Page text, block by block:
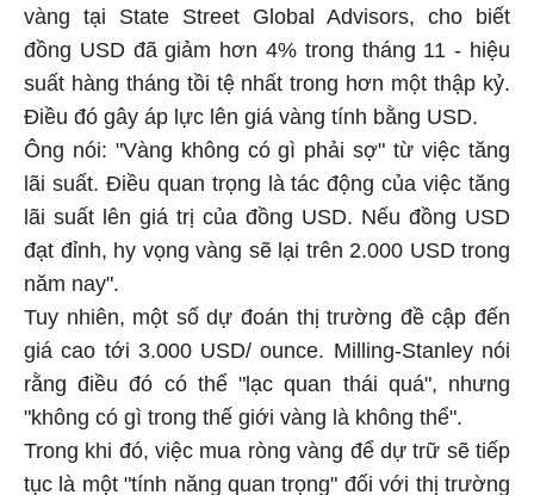
vàng tại State Street Global Advisors, cho biết
đồng USD đã giảm hơn 4% trong tháng 11 - hiệu
suất hàng tháng tồi tệ nhất trong hơn một thập kỷ.
Điều đó gây áp lực lên giá vàng tính bằng USD.
Ông nói: "Vàng không có gì phải sợ" từ việc tăng
lãi suất. Điều quan trọng là tác động của việc tăng
lãi suất lên giá trị của đồng USD. Nếu đồng USD
đạt đỉnh, hy vọng vàng sẽ lại trên 2.000 USD trong
năm nay".
Tuy nhiên, một số dự đoán thị trường đề cập đến
giá cao tới 3.000 USD/ ounce. Milling-Stanley nói
rằng điều đó có thể "lạc quan thái quá", nhưng
"không có gì trong thế giới vàng là không thể".
Trong khi đó, việc mua ròng vàng để dự trữ sẽ tiếp
tục là một "tính năng quan trọng" đối với thị trường